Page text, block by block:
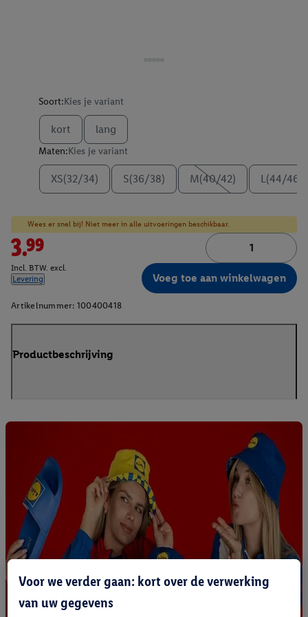
Soort:Kies je variant
kort lang
Maten:Kies je variant
XS(32/34) S(36/38) M(40/42) L(44/46)
Wees er snel bij! Niet meer in alle uitvoeringen beschikbaar.
3.99
Incl. BTW. excl.
Levering
Voeg toe aan winkelwagen
Artikelnummer: 100400418
Productbeschrijving
Voor we verder gaan: kort over de verwerking
van uw gegevens